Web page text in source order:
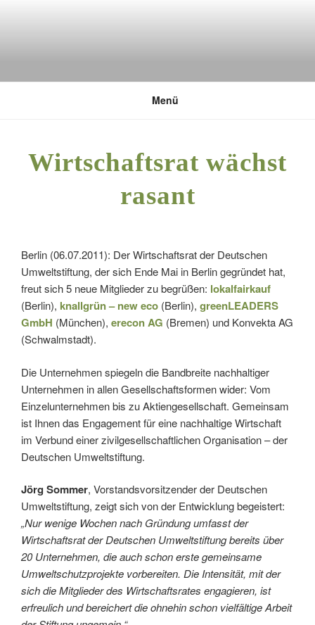
DEUTSCHE UMWELTSTIFTUNG
Menü
Wirtschaftsrat wächst
rasant
Berlin (06.07.2011): Der Wirtschaftsrat der Deutschen
Umweltstiftung, der sich Ende Mai in Berlin gegründet hat,
freut sich 5 neue Mitglieder zu begrüßen: lokalfairkauf
(Berlin), knallgrün – new eco (Berlin), greenLEADERS
GmbH (München), erecon AG (Bremen) und Konvekta AG
(Schwalmstadt).
Die Unternehmen spiegeln die Bandbreite nachhaltiger
Unternehmen in allen Gesellschaftsformen wider: Vom
Einzelunternehmen bis zu Aktiengesellschaft. Gemeinsam
ist Ihnen das Engagement für eine nachhaltige Wirtschaft
im Verbund einer zivilgesellschaftlichen Organisation – der
Deutschen Umweltstiftung.
Jörg Sommer, Vorstandsvorsitzender der Deutschen
Umweltstiftung, zeigt sich von der Entwicklung begeistert:
„Nur wenige Wochen nach Gründung umfasst der
Wirtschaftsrat der Deutschen Umweltstiftung bereits über
20 Unternehmen, die auch schon erste gemeinsame
Umweltschutzprojekte vorbereiten. Die Intensität, mit der
sich die Mitglieder des Wirtschaftsrates engagieren, ist
erfreulich und bereichert die ohnehin schon vielfältige Arbeit